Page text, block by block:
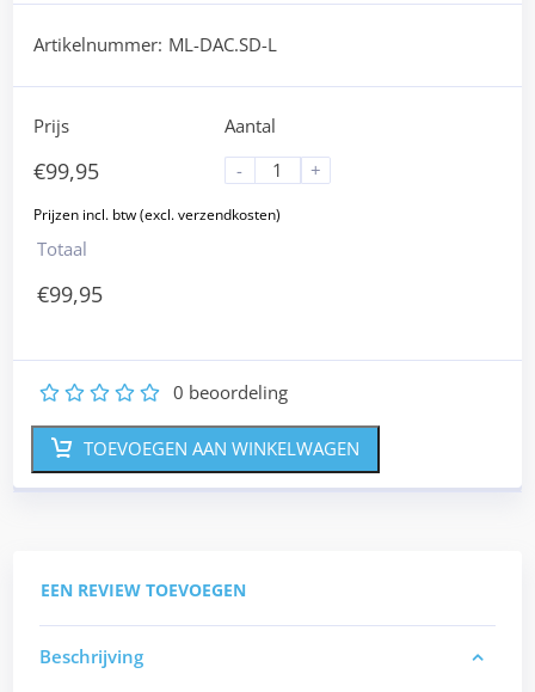
Artikelnummer: ML-DAC.SD-L
Prijs
€99,95
Aantal
-
+
Totaal
€99,95
5
4
3
2 0 beoordeling
TOEVOEGEN AAN WINKELWAGEN
EEN REVIEW TOEVOEGEN
Beschrijving